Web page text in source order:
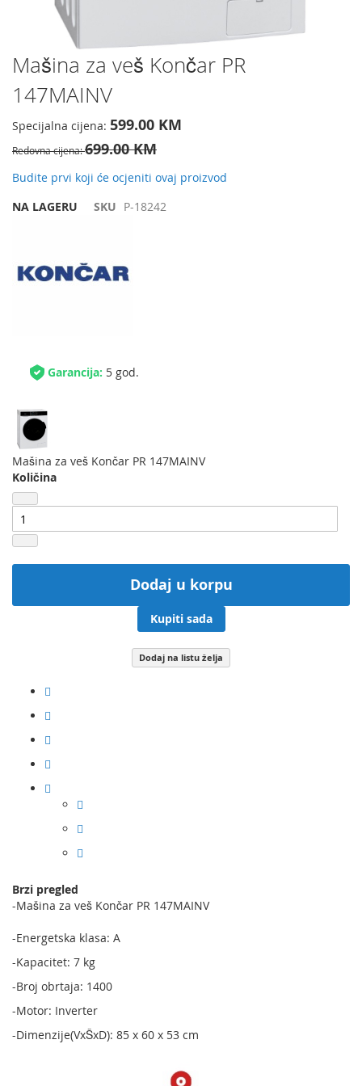
Preskočite
na
početak
galerije
slika
Mašina za veš Končar PR
147MAINV
Specijalna cijena 599.00 KM
Redovna cijena 699.00 KM
Budite prvi koji će ocjeniti ovaj proizvod
NA LAGERU
SKU P-18242
Garancija: 5 god.
Mašina za veš Končar PR 147MAINV
Količina
Dodaj u korpu
Kupiti sada
Dodaj na listu želja
Brzi pregled
-Mašina za veš Končar PR 147MAINV
-Energetska klasa: A
-Kapacitet: 7 kg
-Broj obrtaja: 1400
-Motor: Inverter
-Dimenzije(VxŠxD): 85 x 60 x 53 cm